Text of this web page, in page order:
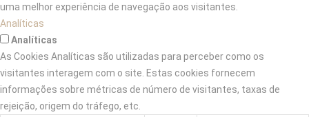
uma melhor experiência de navegação aos visitantes.
Analíticas
Analíticas
As Cookies Analíticas são utilizadas para perceber como os
visitantes interagem com o site. Estas cookies fornecem
informações sobre métricas de número de visitantes, taxas de
rejeição, origem do tráfego, etc.